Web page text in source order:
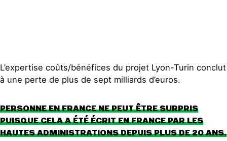
L’expertise coûts/bénéfices du projet Lyon-Turin conclut
à une perte de plus de sept milliards d’euros.
PERSONNE EN FRANCE NE PEUT ÊTRE SURPRIS
PUISQUE CELA A ÉTÉ ÉCRIT EN FRANCE PAR LES
HAUTES ADMINISTRATIONS DEPUIS PLUS DE 20 ANS.